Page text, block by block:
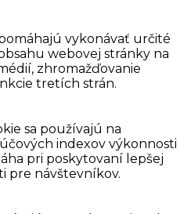
vykonávať určité
webovej stránky na
zhromažďovanie
tretích strán.
sa používajú na
indexov výkonnosti
pri poskytovaní lepšej
pre návštevníkov.